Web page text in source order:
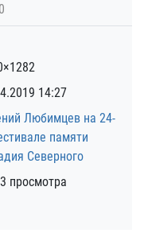
14:27
Любимцев на 24-
памяти
Северного
просмотра